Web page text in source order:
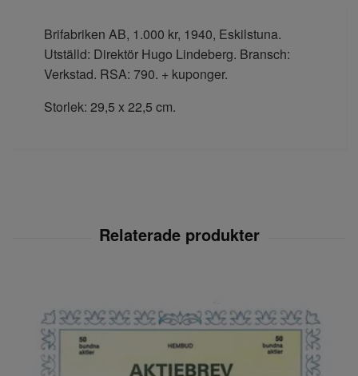
Brifabriken AB, 1.000 kr, 1940, Eskilstuna.
Utställd: Direktör Hugo Lindeberg. Bransch:
Verkstad. RSA: 790. + kuponger.
Storlek: 29,5 x 22,5 cm.